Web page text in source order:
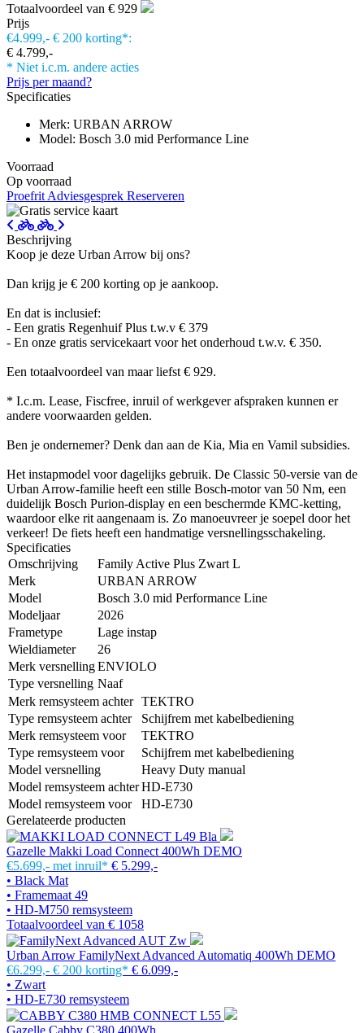
Totaalvoordeel van € 929
Prijs
€4.999,- € 200 korting*:
€ 4.799,-
* Niet i.c.m. andere acties
Prijs per maand?
Specificaties
Merk: URBAN ARROW
Model: Bosch 3.0 mid Performance Line
Voorraad
Op voorraad
Proefrit Adviesgesprek Reserveren
Beschrijving
Koop je deze Urban Arrow bij ons?
Dan krijg je € 200 korting op je aankoop.
En dat is inclusief:
- Een gratis Regenhuif Plus t.w.v € 379
- En onze gratis servicekaart voor het onderhoud t.w.v. € 350.
Een totaalvoordeel van maar liefst € 929.
* I.c.m. Lease, Fiscfree, inruil of werkgever afspraken kunnen er
andere voorwaarden gelden.
Ben je ondernemer? Denk dan aan de Kia, Mia en Vamil subsidies.
Het instapmodel voor dagelijks gebruik. De Classic 50-versie van de
Urban Arrow-familie heeft een stille Bosch-motor van 50 Nm, een
duidelijk Bosch Purion-display en een beschermde KMC-ketting,
waardoor elke rit aangenaam is. Zo manoeuvreer je soepel door het
verkeer! De fiets heeft een handmatige versnellingsschakeling.
Specificaties
Omschrijving
Family Active Plus Zwart L
Merk
URBAN ARROW
Model
Bosch 3.0 mid Performance Line
Modeljaar
2026
Frametype
Lage instap
Wieldiameter
26
Merk versnellingENVIOLO
Type versnelling Naaf
Merk remsysteem achter TEKTRO
Type remsysteem achter
Schijfrem met kabelbediening
Merk remsysteem voor
TEKTRO
Type remsysteem voor
Schijfrem met kabelbediening
Model versnelling
Heavy Duty manual
Model remsysteem achterHD-E730
Model remsysteem voor
HD-E730
Gerelateerde producten
Gazelle Makki Load Connect 400Wh DEMO
€5.699,- met inruil* € 5.299,-
• Black Mat
• Framemaat 49
• HD-M750 remsysteem
Totaalvoordeel van € 1058
Urban Arrow FamilyNext Advanced Automatiq 400Wh DEMO
€6.299,- € 200 korting* € 6.099,-
• Zwart
• HD-E730 remsysteem
Gazelle Cabby C380 400Wh